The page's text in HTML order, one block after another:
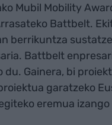
Mubil Mobility
Battbelt.
berrikuntza
Battbelt
Gainera, bi
garatzeko
eremua